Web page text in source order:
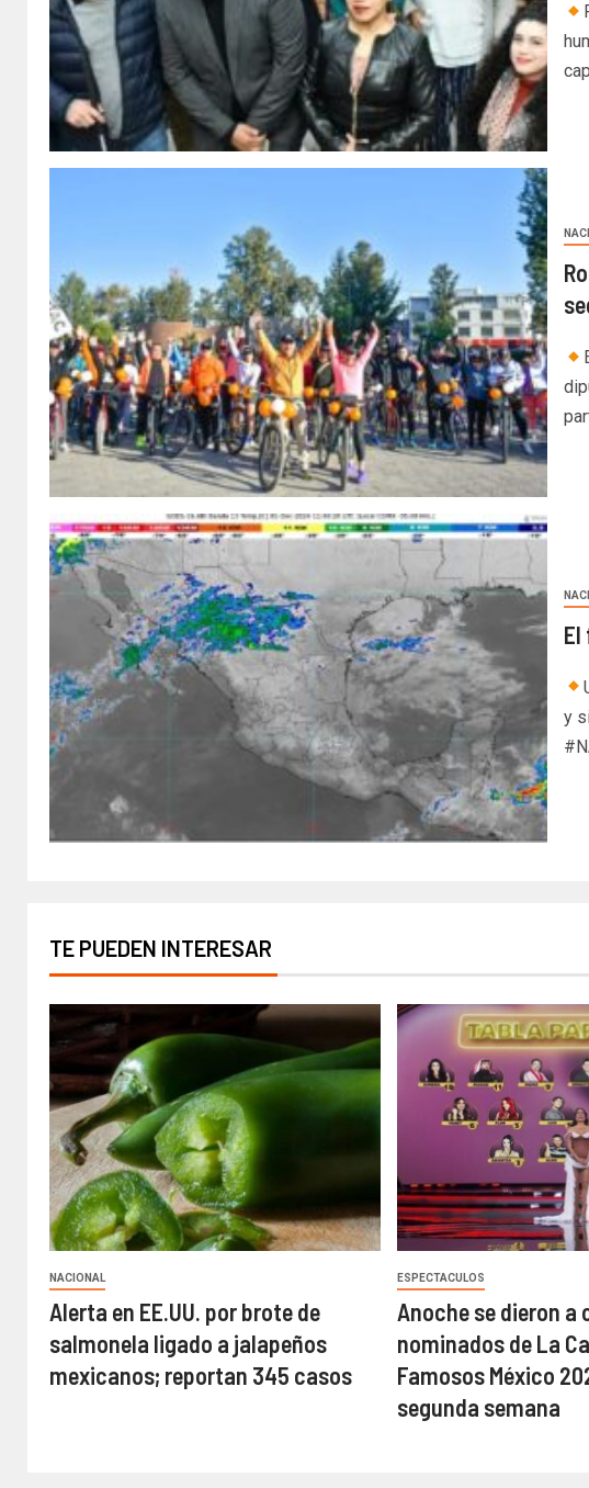
El
y
TE PUEDEN INTERESAR
NACIONAL
Alerta en EE.UU. por brote de
salmonela ligado a jalapeños
mexicanos; reportan 345 casos
ESPECTACULOS
Anoche se dieron a
nominados de La
Famosos México
segunda semana